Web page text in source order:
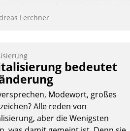
zu integrieren.
Lerchner
bedeutet
Modewort, großes
Alle reden von
aber die Wenigsten